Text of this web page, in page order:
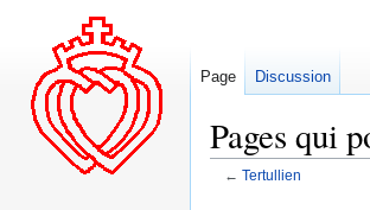
Pages qui
← Tertullien
Page Discussion